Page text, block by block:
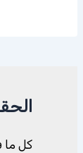
كل ما